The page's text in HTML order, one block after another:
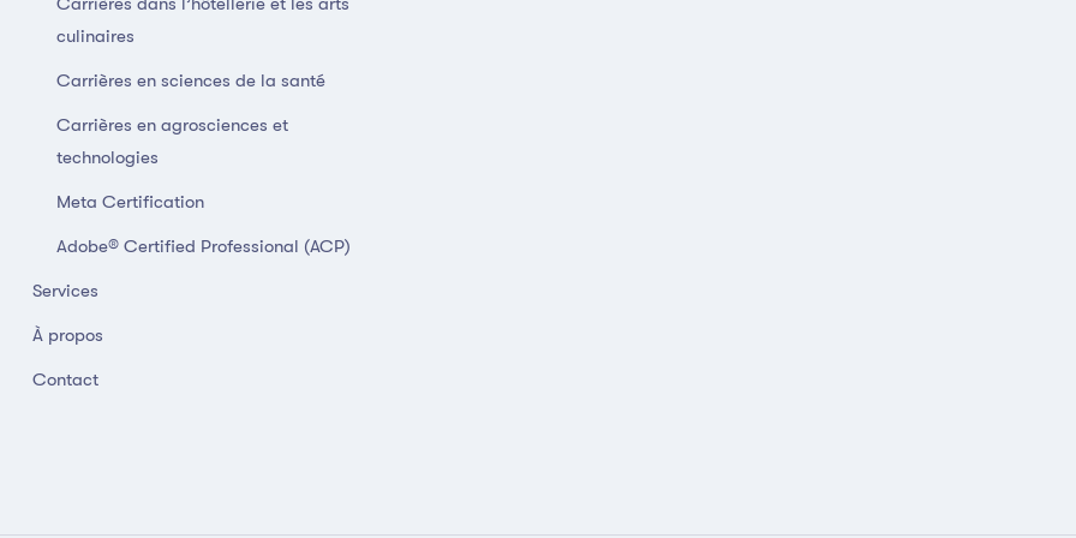
culinaires
Carrières en sciences de la santé
Carrières en agrosciences et
technologies
Meta Certification
Adobe® Certified Professional (ACP)
Services
À propos
Contact